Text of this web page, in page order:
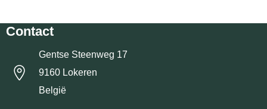
Contact
Gentse Steenweg 17
9160 Lokeren
België